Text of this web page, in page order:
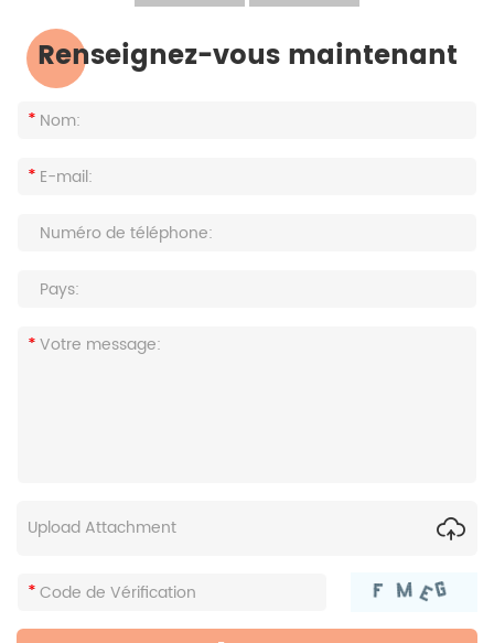
Renseignez-vous maintenant
Upload Attachment